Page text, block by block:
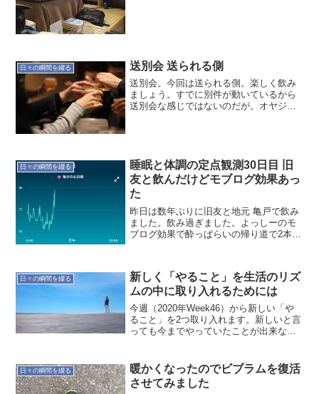
日々の瞬間を綴る 送別会 送られる側
送別会。今回は送られる側。楽しく飲み
ましょう。すでに別件が動いているから
送別会な感じではないのだが。オヤジの
日々の瞬間を綴る
睡眠と体調の定点観測30日目 旧
友と飲んだけどモブログ効果あっ
た
昨日は数年ぶりに旧友と地元 亀戸で飲み
ました。飲み過ぎました。よっしーのモ
ブログ効果で酔っぱらいの帰り道で2本ブ
寝時...
日々の瞬間を綴る
新しく「やること」を生活のリズ
ムの中に取り入れるためには
今週（2020年Week46）から新しい「や
ること」を2つ取り入れます。新しいと言
っても今までやっていたことが出来なく
日、まず考えていたことを考えていた時
間で実施するこ...
日々の瞬間を綴る
暖かくなったのでビブラムを復活
させてみました